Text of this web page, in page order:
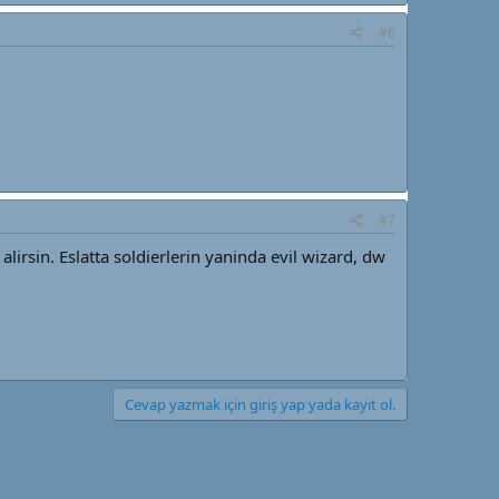
#6
#7
Eslatta soldierlerin yaninda evil wizard, dw
Cevap yazmak için giriş yap yada kayıt ol.